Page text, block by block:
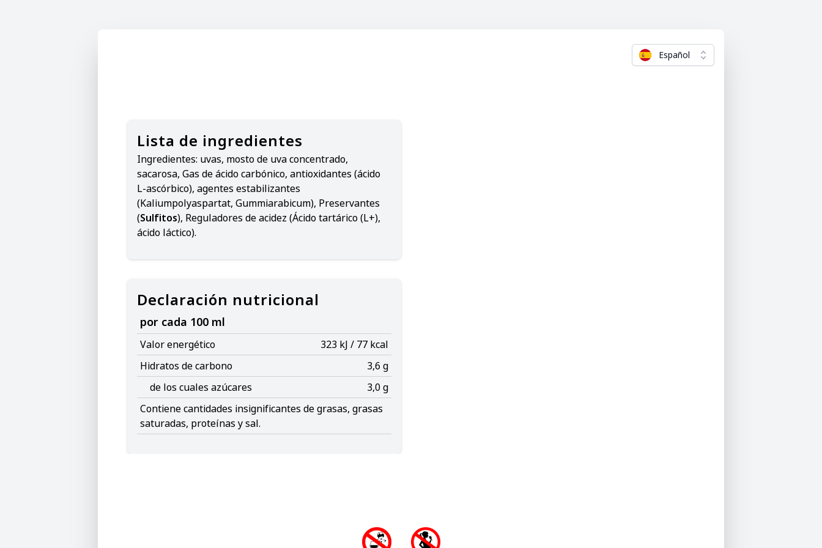
Español
Lista de ingredientes
Ingredientes: uvas, mosto de uva concentrado,
sacarosa, Gas de ácido carbónico, antioxidantes (ácido
L-ascórbico), agentes estabilizantes
(Kaliumpolyaspartat, Gummiarabicum), Preservantes
(Sulfitos), Reguladores de acidez (Ácido tartárico (L+),
ácido láctico).
Declaración nutricional
por cada 100 ml
Valor energético
323 kJ / 77 kcal
Hidratos de carbono
3,6 g
de los cuales azúcares
3,0 g
Contiene cantidades insignificantes de grasas, grasas
saturadas, proteínas y sal.